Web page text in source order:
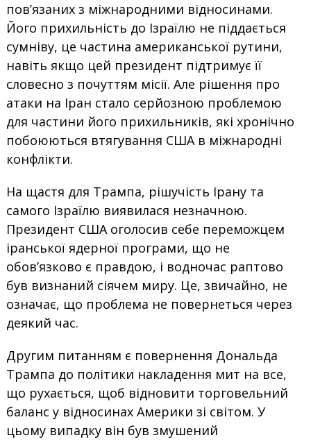
пов’язаних з міжнародними відносинами.
Його прихильність до Ізраїлю не піддається
сумніву, це частина американської рутини,
навіть якщо цей президент підтримує її
словесно з почуттям місії. Але рішення про
атаки на Іран стало серйозною проблемою
для частини його прихильників, які хронічно
побоюються втягування США в міжнародні
конфлікти.
На щастя для Трампа, рішучість Ірану та
самого Ізраїлю виявилася незначною.
Президент США оголосив себе переможцем
іранської ядерної програми, що не
обов’язково є правдою, і водночас раптово
був визнаний сіячем миру. Це, звичайно, не
означає, що проблема не повернеться через
деякий час.
Другим питанням є повернення Дональда
Трампа до політики накладення мит на все,
що рухається, щоб відновити торговельний
баланс у відносинах Америки зі світом. У
цьому випадку він був змушений